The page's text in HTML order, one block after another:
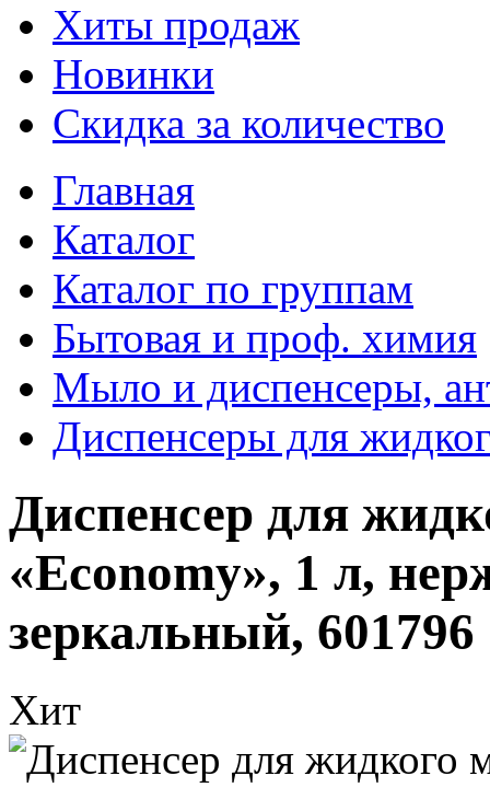
Хиты продаж
Новинки
Скидка за количество
Главная
Каталог
Каталог по группам
Бытовая и проф. химия
Мыло и диспенсеры,
Диспенсеры для
Диспенсер для
«Economy», 1 л,
зеркальный, 601796
Хит